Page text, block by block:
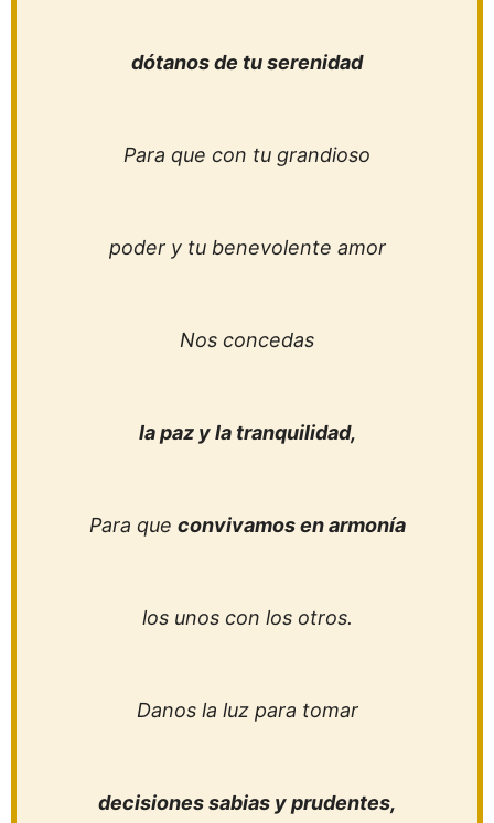
dótanos de tu serenidad
Para que con tu grandioso
poder y tu benevolente amor
Nos concedas
la paz y la tranquilidad,
Para que convivamos en armonía
los unos con los otros.
Danos la luz para tomar
decisiones sabias y prudentes,